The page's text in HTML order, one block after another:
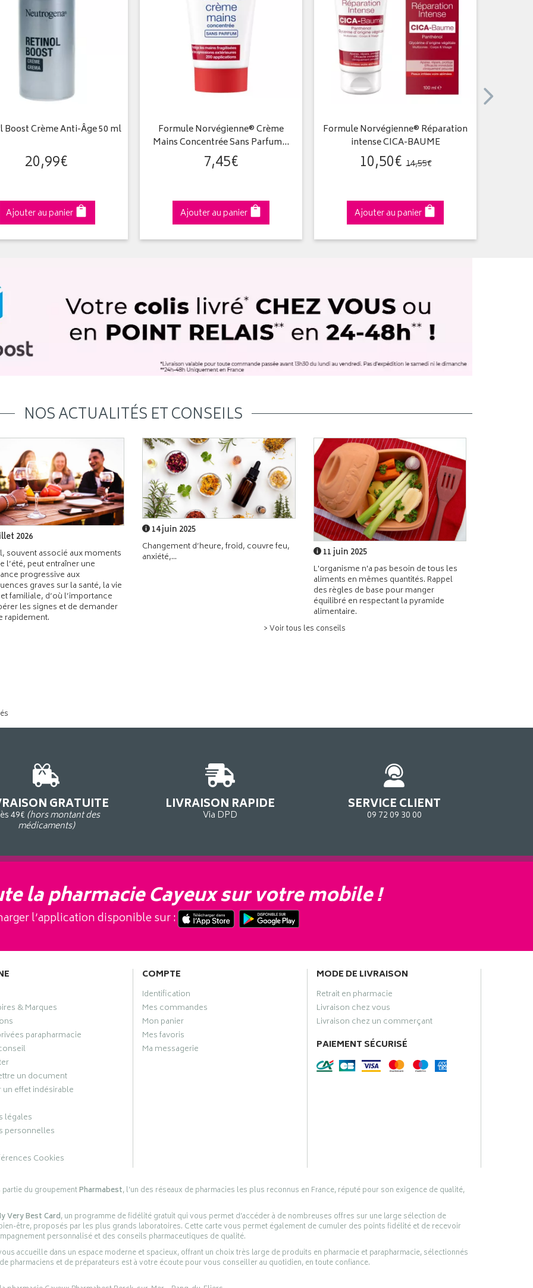
Boost Crème Anti-Âge 50 ml
20,99€
Ajouter au panier
Formule Norvégienne® Crème
Mains Concentrée Sans Parfum…
7,45€
Ajouter au panier
Formule Norvégienne® Réparation
intense CICA-BAUME
10,50€ 14,55€
Ajouter au panier
NOS ACTUALITÉS ET CONSEILS
2026
souvent associé aux moments
l’été, peut entraîner une
progressive aux
graves sur la santé, la vie
familiale, d’où l’importance
les signes et de demander
rapidement.
14 juin 2025
Changement d’heure, froid, couvre feu,
anxiété,...
11 juin 2025
L'organisme n'a pas besoin de tous les
aliments en mêmes quantités. Rappel
des règles de base pour manger
équilibré en respectant la pyramide
alimentaire.
> Voir tous les conseils
GRATUITE
49€(hors montant des
médicaments)
LIVRAISON RAPIDE
Via DPD
SERVICE CLIENT
09 72 09 30 00
la pharmacie Cayeux sur votre mobile !
l’application disponible sur :
& Marques
parapharmacie
un document
effet indésirable
légales
personnelles
Cookies
COMPTE
Identification
Mes commandes
Mon panier
Mes favoris
Ma messagerie
MODE DE LIVRAISON
Retrait en pharmacie
Livraison chez vous
Livraison chez un commerçant
PAIEMENT SÉCURISÉ
du groupementPharmabest, l’un des réseaux de pharmacies les plus reconnus en France, réputé pour son exigence de qualité,
Very Best Card, un programme de fidélité gratuit qui vous permet d’accéder à de nombreuses offres sur une large sélection de
être, proposés par les plus grands laboratoires. Cette carte vous permet également de cumuler des points fidélité et de recevoir
personnalisé et des conseils pharmaceutiques de qualité.
accueille dans un espace moderne et spacieux, offrant un choix très large de produits en pharmacie et parapharmacie, sélectionnés
pharmaciens et de préparateurs est à votre écoute pour vous conseiller au quotidien, en toute confiance.